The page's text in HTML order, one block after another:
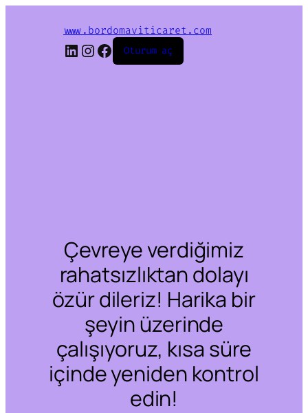
www.bordomaviticaret.com
LinkedIn
Instagram
Facebook
Oturum aç
Çevreye verdiğimiz
rahatsızlıktan dolayı
özür dileriz! Harika bir
şeyin üzerinde
çalışıyoruz, kısa süre
içinde yeniden kontrol
edin!